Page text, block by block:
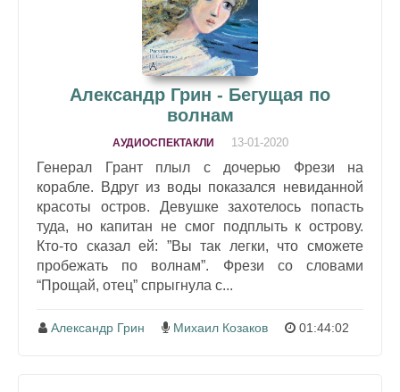
Александр Грин - Бегущая по
волнам
АУДИОСПЕКТАКЛИ 13-01-2020
Генерал Грант плыл с дочерью Фрези на
корабле. Вдруг из воды показался невиданной
красоты остров. Девушке захотелось попасть
туда, но капитан не смог подплыть к острову.
Кто-то сказал ей: ”Вы так легки, что сможете
пробежать по волнам”. Фрези со словами
“Прощай, отец” спрыгнула с...
Александр Грин Михаил Козаков 01:44:02